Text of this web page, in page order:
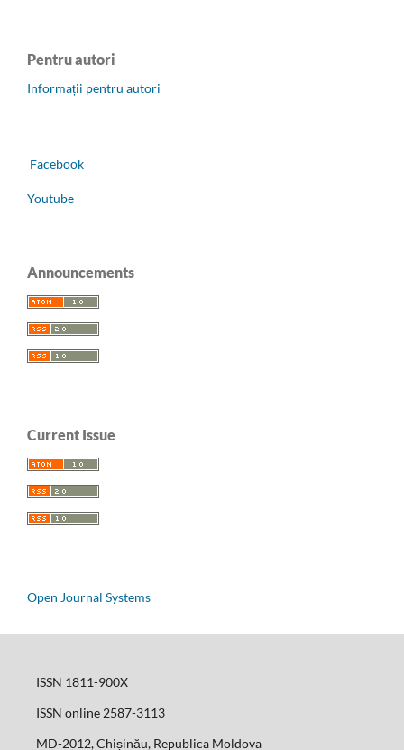
Pentru autori
Informații pentru autori
Facebook
Youtube
Announcements
Current Issue
Open Journal Systems
ISSN 1811-900X
ISSN online 2587-3113
MD-2012, Chișinău, Republica Moldova